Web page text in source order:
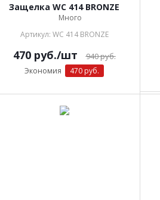
Защелка WC 414 BRONZE
Много
Артикул: WC 414 BRONZE
470руб./шт 940руб.
Экономия 470 руб.